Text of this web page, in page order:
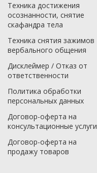
Техника достижения
осознанности, снятие
скафандра тела
Техника снятия зажимов
вербального общения
Дисклеймер / Отказ от
ответственности
Политика обработки
персональных данных
Договор-оферта на
консультационные услуги
Договор-оферта на
продажу товаров